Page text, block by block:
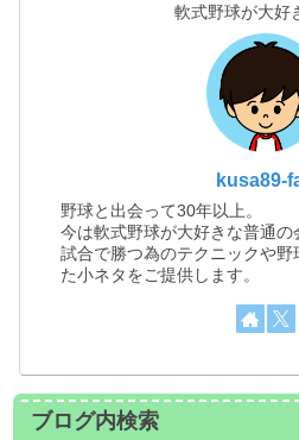
軟式野球が大好
kusa89-
野球と出会って30年以上。
今は軟式野球が大好きな普通の
試合で勝つ為のテクニックや野
た小ネタをご提供します。
ブログ内検索